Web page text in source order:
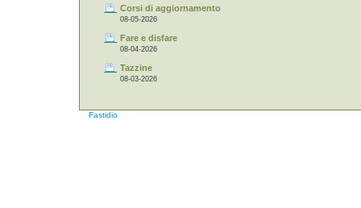
Corsi di aggiornamento
08-05-2026
Fare e disfare
08-04-2026
Tazzine
08-03-2026
Fastidio